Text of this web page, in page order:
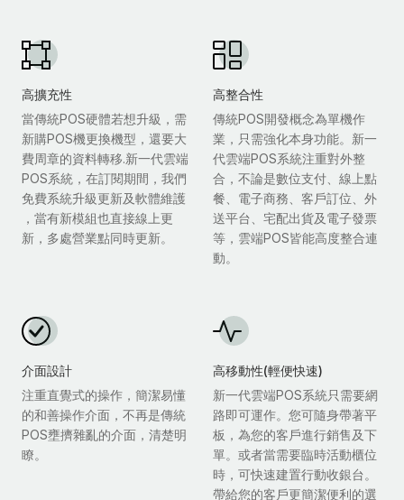
高擴充性
當傳統POS硬體若想升級，需
新購POS機更換機型，還要大
費周章的資料轉移.新一代雲端
POS系統，在訂閱期間，我們
免費系統升級更新及軟體維護
，當有新模組也直接線上更
新，多處營業點同時更新。
高整合性
傳統POS開發概念為單機作
業，只需強化本身功能。新一
代雲端POS系統注重對外整
合，不論是數位支付、線上點
餐、電子商務、客戶訂位、外
送平台、宅配出貨及電子發票
等，雲端POS皆能高度整合連
動。
介面設計
注重直覺式的操作，簡潔易懂
的和善操作介面，不再是傳統
POS壅擠雜亂的介面，清楚明
瞭。
高移動性(輕便快速)
新一代雲端POS系統只需要網
路即可運作。您可隨身帶著平
板，為您的客戶進行銷售及下
單。或者當需要臨時活動櫃位
時，可快速建置行動收銀台。
帶給您的客戶更簡潔便利的選